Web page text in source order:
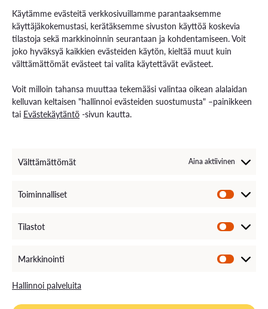
Käytämme evästeitä verkkosivuillamme parantaaksemme
käyttäjäkokemustasi, kerätäksemme sivuston käyttöä koskevia
tilastoja sekä markkinoinnin seurantaan ja kohdentamiseen. Voit
joko hyväksyä kaikkien evästeiden käytön, kieltää muut kuin
välttämättömät evästeet tai valita käytettävät evästeet.
Voit milloin tahansa muuttaa tekemääsi valintaa oikean alalaidan
kelluvan keltaisen "hallinnoi evästeiden suostumusta" –painikkeen
tai Evästekäytäntö -sivun kautta.
Välttämättömät Aina aktiivinen
Toiminnalliset
Tilastot
Markkinointi
Hallinnoi palveluita
VAMK Palvelut
Tutkimus ja kehitys
Palvelut työelämälle
Rekryä opiskelijoita
Energiaa-verkkolehti
Henkilöstöhaku
Avoimet työpaikat
VAMKin palautekanava